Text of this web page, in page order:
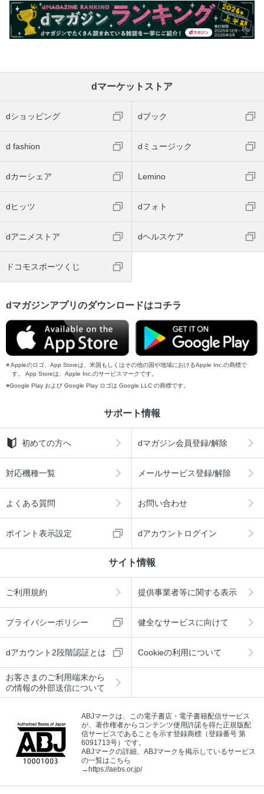
dマーケットストア
dショッピング dブック
d fashion dミュージック
dカーシェア Lemino
dヒッツ dフォト
dアニメストア dヘルスケア
ドコモスポーツくじ
dマガジンアプリのダウンロードはコチラ
Appleのロゴ、App Storeは、米国もしくはその他の国や地域におけるApple Inc.の商標で
す。 App Storeは、Apple Inc.のサービスマークです。
Google Play および Google Play ロゴは Google LLC の商標です。
サポート情報
初めての方へ dマガジン会員登録/解除
対応機種一覧 メールサービス登録/解除
よくある質問 お問い合わせ
ポイント表示設定 dアカウントログイン
サイト情報
ご利用規約 提供事業者等に関する表示
プライバシーポリシー 健全なサービスに向けて
dアカウント2段階認証とは Cookieの利用について
お客さまのご利用端末から
の情報の外部送信について
ABJマークは、この電子書店・電子書籍配信サービス
が、著作権者からコンテンツ使用許諾を得た正規版配
信サービスであることを示す登録商標（登録番号 第
6091713号）です。
ABJマークの詳細、ABJマークを掲示しているサービス
の一覧はこちら
→ https://aebs.or.jp/